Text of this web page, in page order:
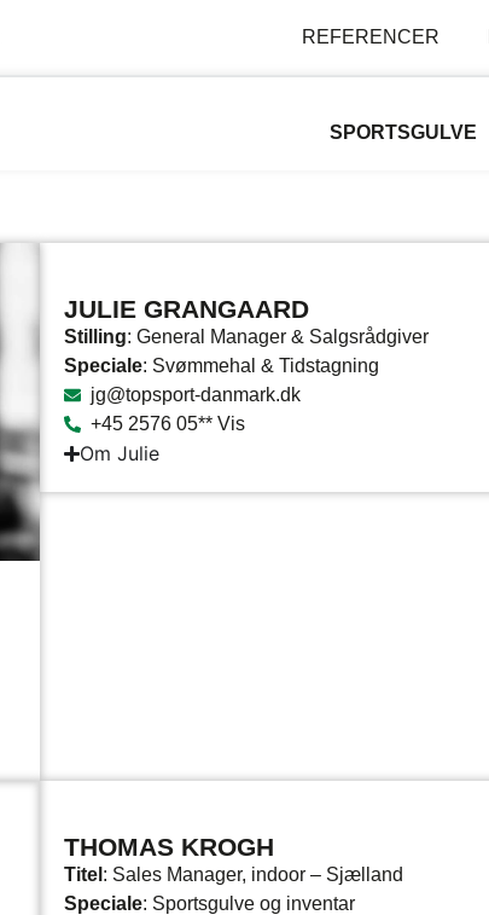
REFERENCER
SPORTSGULVE
JULIE GRANGAARD
Stilling: General Manager & Salgsrådgiver
Speciale: Svømmehal & Tidstagning
jg@topsport-danmark.dk
+45 2576 05** Vis
Om Julie
THOMAS KROGH
Titel : Sales Manager, indoor – Sjælland
Speciale: Sportsgulve og inventar